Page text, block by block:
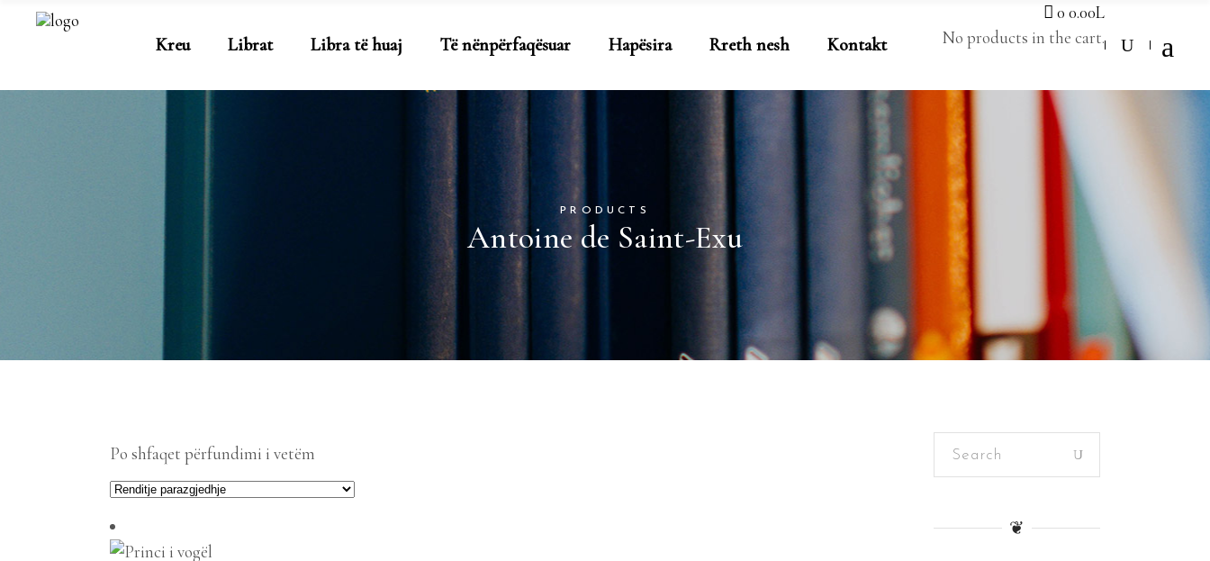
Kreu Librat Libra të huaj Të nënpërfaqësuar Hapësira Rreth nesh Kontakt
0 0.00L
No products in the cart.
PRODUCTS
Antoine de Saint-Exu
Po shfaqet përfundimi i vetëm
Search
❦